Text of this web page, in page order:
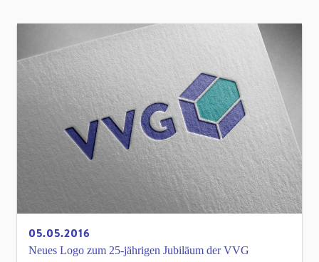
05.05.2016
Neues Logo zum 25-jährigen Jubiläum der VVG